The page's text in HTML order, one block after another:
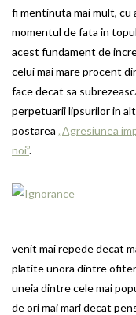
fi mentinuta mai mult, cu
momentul de fata in
acest fundament de
celui mai mare procent
face decat sa
perpetuarii lipsurilor in
postarea „Agresiunea
noi”.
venit mai repede decat
platite unora dintre
uneia dintre cele mai
de ori mai mari decat